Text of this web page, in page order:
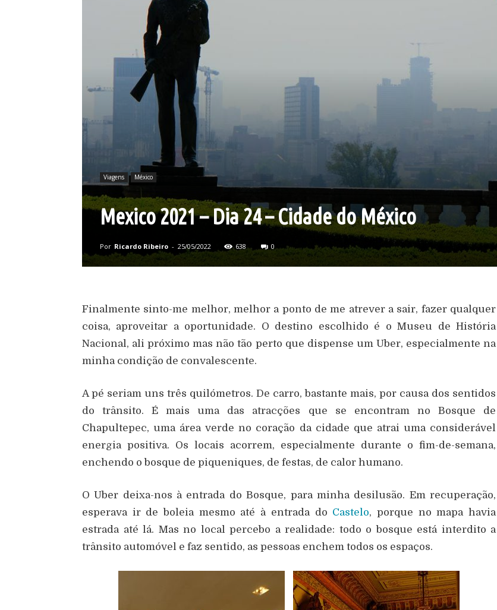
Viagens México
Mexico 2021 – Dia 24 – Cidade do México
Por Ricardo Ribeiro - 25/05/2022 638 0
Finalmente sinto-me melhor, melhor a ponto de me atrever a sair, fazer qualquer
coisa, aproveitar a oportunidade. O destino escolhido é o Museu de História
Nacional, ali próximo mas não tão perto que dispense um Uber, especialmente na
minha condição de convalescente.
A pé seriam uns três quilómetros. De carro, bastante mais, por causa dos sentidos
do trânsito. É mais uma das atracções que se encontram no Bosque de
Chapultepec, uma área verde no coração da cidade que atrai uma considerável
energia positiva. Os locais acorrem, especialmente durante o fim-de-semana,
enchendo o bosque de piqueniques, de festas, de calor humano.
O Uber deixa-nos à entrada do Bosque, para minha desilusão. Em recuperação,
esperava ir de boleia mesmo até à entrada do Castelo, porque no mapa havia
estrada até lá. Mas no local percebo a realidade: todo o bosque está interdito a
trânsito automóvel e faz sentido, as pessoas enchem todos os espaços.